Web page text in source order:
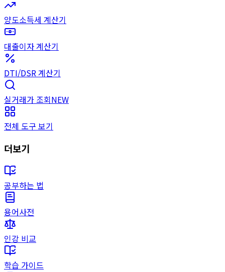
양도소득세 계산기
대출이자 계산기
DTI/DSR 계산기
실거래가 조회NEW
전체 도구 보기
더보기
공부하는 법
용어사전
인강 비교
학습 가이드